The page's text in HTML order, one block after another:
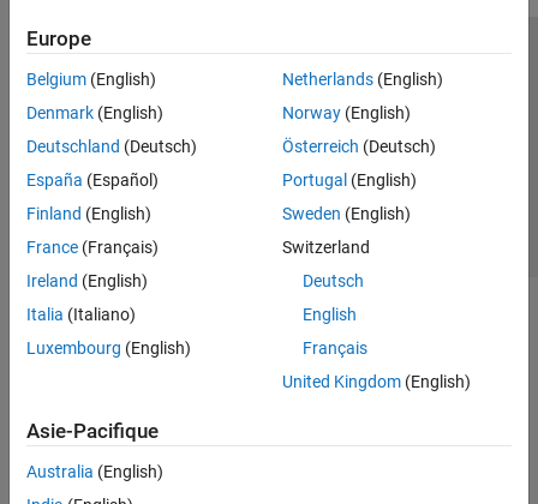
Europe
Belgium (English)
Denmark (English)
Deutschland (Deutsch)
España (Español)
Finland (English)
France (Français)
Ireland (English)
Italia (Italiano)
Luxembourg (English)
Netherlands(English)
Norway(English)
Österreich (Deutsch)
Portugal (English)
Sweden (English)
Switzerland
Deutsch
English
Français
United Kingdom(English)
Asie-Pacifique
Australia (English)
Lutte anti-piratage
Contacts locaux
© 1994-2026 The MathWorks, Inc.